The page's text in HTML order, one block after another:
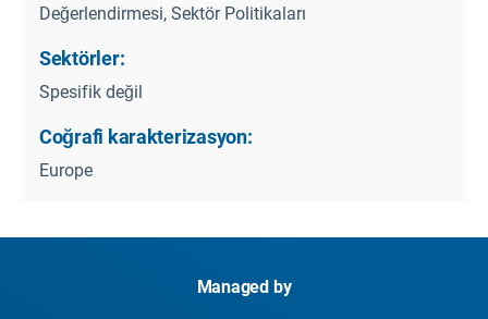
Değerlendirmesi, Sektör Politikaları
Sektörler:
Spesifik değil
Coğrafi karakterizasyon:
Europe
Managed by